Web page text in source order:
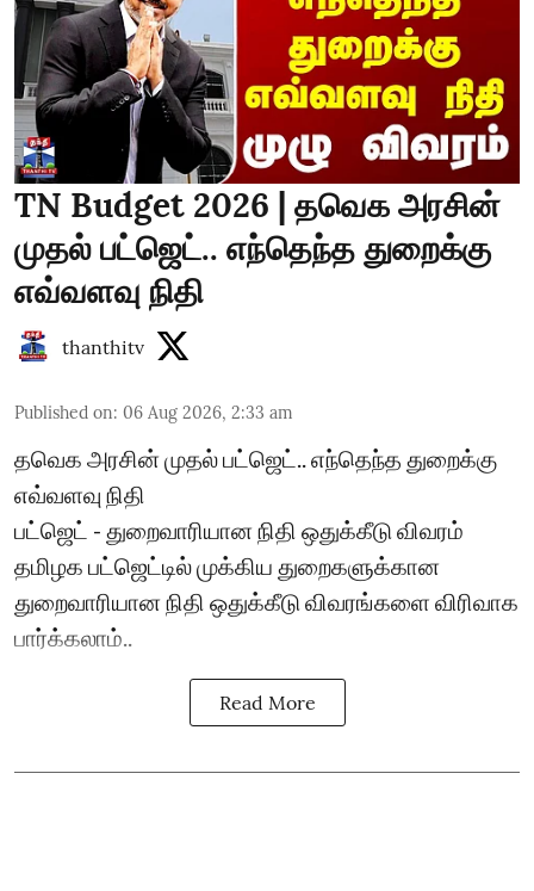
TN Budget 2026 | தவெக அரசின்
முதல் பட்ஜெட்.. எந்தெந்த துறைக்கு
எவ்வளவு நிதி
thanthitv
Published on: 06 Aug 2026, 2:33 am
தவெக அரசின் முதல் பட்ஜெட்.. எந்தெந்த துறைக்கு
எவ்வளவு நிதி
பட்ஜெட் - துறைவாரியான நிதி ஒதுக்கீடு விவரம்
தமிழக பட்ஜெட்டில் முக்கிய துறைகளுக்கான
துறைவாரியான நிதி ஒதுக்கீடு விவரங்களை விரிவாக
பார்க்கலாம்..
Read More